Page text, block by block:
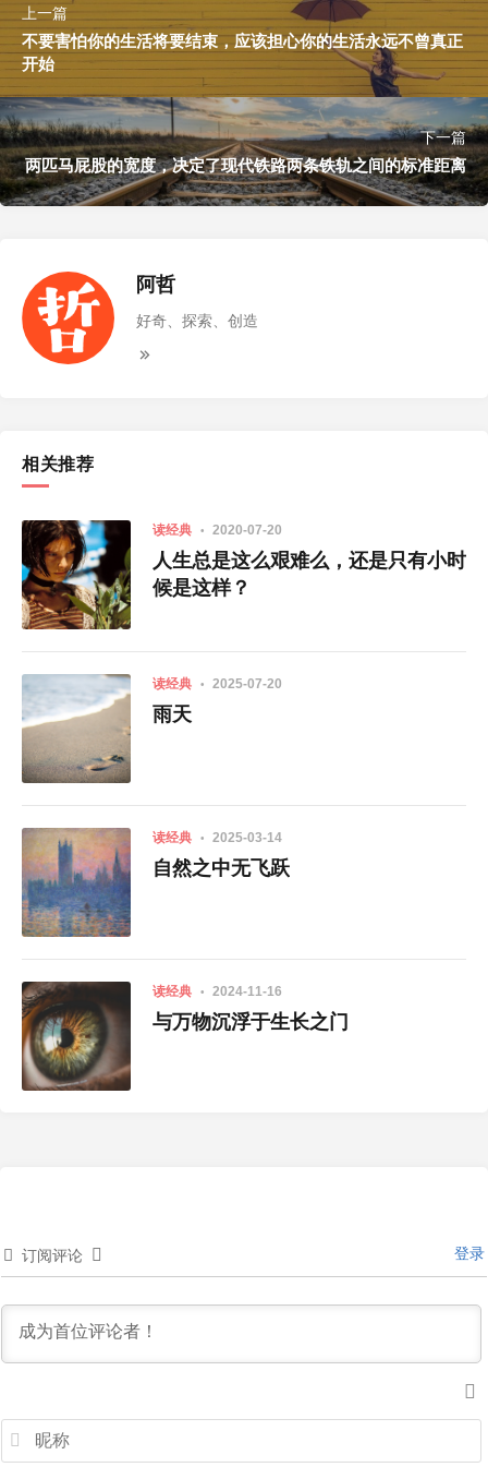
上一篇
不要害怕你的生活将要结束，应该担心你的生活永远不曾真正
开始
下一篇
两匹马屁股的宽度，决定了现代铁路两条铁轨之间的标准距离
阿哲
好奇、探索、创造
相关推荐
读经典 2020-07-20
人生总是这么艰难么，还是只有小时
候是这样？
读经典 2025-07-20
雨天
读经典 2025-03-14
自然之中无飞跃
读经典 2024-11-16
与万物沉浮于生长之门
订阅评论 登录